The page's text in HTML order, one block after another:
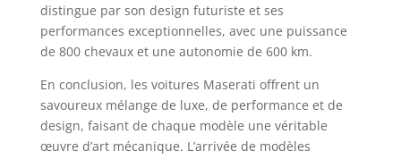
distingue par son design futuriste et ses
performances exceptionnelles, avec une puissance
de 800 chevaux et une autonomie de 600 km.
En conclusion, les voitures Maserati offrent un
savoureux mélange de luxe, de performance et de
design, faisant de chaque modèle une véritable
œuvre d’art mécanique. L’arrivée de modèles